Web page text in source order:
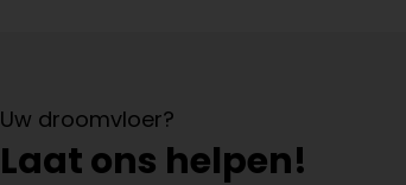
Uw droomvloer?
Laat ons helpen!